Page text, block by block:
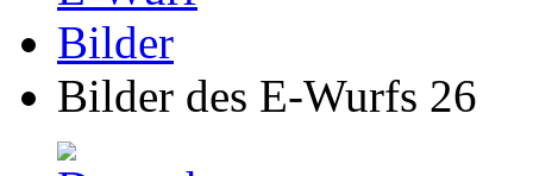
Bilder
Bilder des E-Wurfs 26